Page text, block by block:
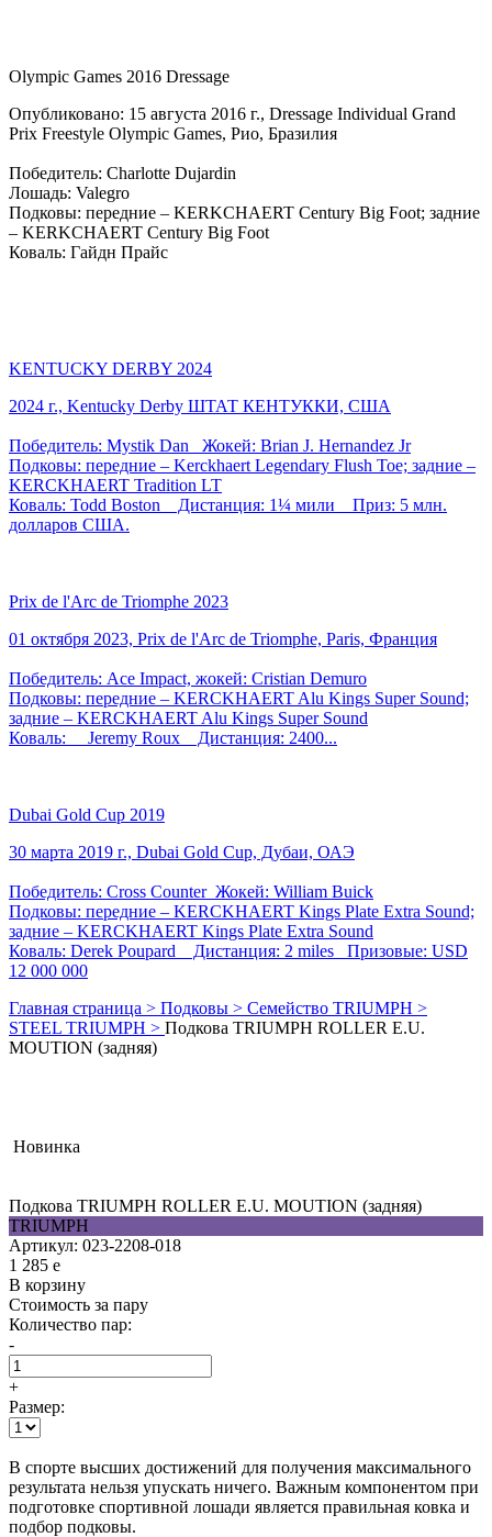
Olympic Games 2016 Dressage
Опубликовано: 15 августа 2016 г., Dressage Individual Grand
Prix Freestyle Olympic Games, Рио, Бразилия
Победитель: Charlotte Dujardin
Лошадь: Valegro
Подковы: передние – KERKCHAERT Century Big Foot; задние
– KERKCHAERT Century Big Foot
Коваль: Гайдн Прайс
KENTUCKY DERBY 2024
2024 г., Kentucky Derby ШТАТ КЕНТУККИ, США
Победитель: Mystik Dan Жокей: Brian J. Hernandez Jr
Подковы: передние – Kerckhaert Legendary Flush Toe; задние –
KERCKHAERT Tradition LT
Коваль: Todd Boston Дистанция: 1¼ мили Приз: 5 млн.
долларов США.
Prix de l'Arc de Triomphe 2023
01 октября 2023, Prix de l'Arc de Triomphe, Paris, Франция
Победитель: Ace Impact, жокей: Cristian Demuro
Подковы: передние – KERCKHAERT Alu Kings Super Sound;
задние – KERCKHAERT Alu Kings Super Sound
Коваль: Jeremy Roux Дистанция: 2400...
Dubai Gold Cup 2019
30 марта 2019 г., Dubai Gold Cup, Дубаи, ОАЭ
Победитель: Cross Counter Жокей: William Buick
Подковы: передние – KERCKHAERT Kings Plate Extra Sound;
задние – KERCKHAERT Kings Plate Extra Sound
Коваль: Derek Poupard Дистанция: 2 miles Призовые: USD
12 000 000
Главная страница > Подковы > Семейство TRIUMPH >
STEEL TRIUMPH > Подкова TRIUMPH ROLLER E.U.
MOUTION (задняя)
Новинка
Подкова TRIUMPH ROLLER E.U. MOUTION (задняя)
TRIUMPH
Артикул: 023-2208-018
1 285 e
В корзину
Стоимость за пару
Количество пар:
-
+
Размер:
В спорте высших достижений для получения максимального
результата нельзя упускать ничего. Важным компонентом при
подготовке спортивной лошади является правильная ковка и
подбор подковы.